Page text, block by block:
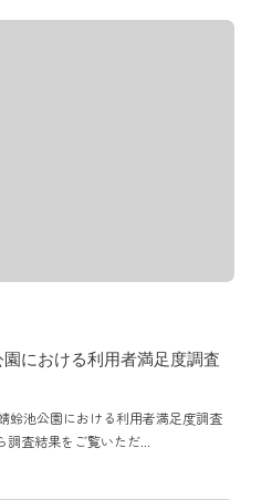
における利用者満足度調査
蛉池公園における利用者満足度調査
査結果をご覧いただ...